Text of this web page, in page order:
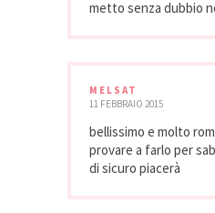
metto senza dubbio
MELSAT
11 FEBBRAIO 2015
bellissimo e molto
provare a farlo per
di sicuro piacerà